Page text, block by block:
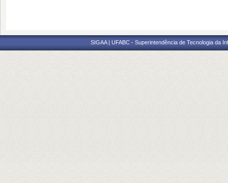
SIGAA | UFABC - Superintendência de Tecnologia da